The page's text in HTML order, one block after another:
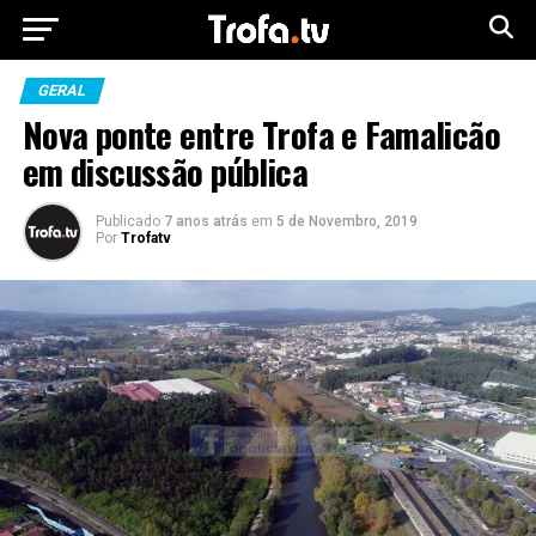
GERAL
Nova ponte entre Trofa e Famalicão
em discussão pública
Publicado 7 anos atrás em 5 de Novembro, 2019
Por Trofatv